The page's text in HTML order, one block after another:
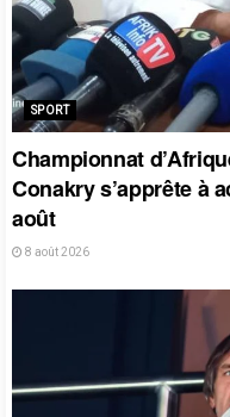
SPORT
Championnat
Conakry s’apprête à
août
8 août 2026